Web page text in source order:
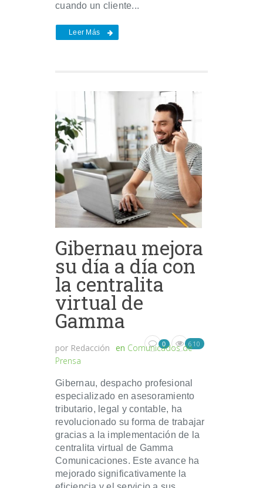
cuando un cliente...
Leer Más
Gibernau mejora
su día a día con
la centralita
virtual de
Gamma
por Redacción en Comunicados de
Prensa
0 610
Gibernau, despacho profesional
especializado en asesoramiento
tributario, legal y contable, ha
revolucionado su forma de trabajar
gracias a la implementación de la
centralita virtual de Gamma
Comunicaciones. Este avance ha
mejorado significativamente la